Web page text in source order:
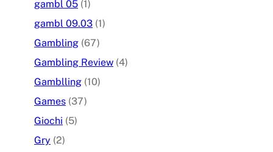
gambl 05 (1)
gambl 09.03 (1)
Gambling (67)
Gambling Review (4)
Gamblling (10)
Games (37)
Giochi (5)
Gry (2)